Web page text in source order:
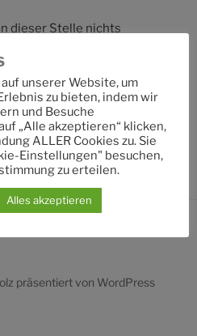
dieser Stelle nichts
präsentiert von WordPress
unserer Website, um
zu bieten, indem wir
und Besuche
„Alle akzeptieren“ klicken,
ALLER Cookies zu. Sie
Einstellungen" besuchen,
zu erteilen.
Alles akzeptieren